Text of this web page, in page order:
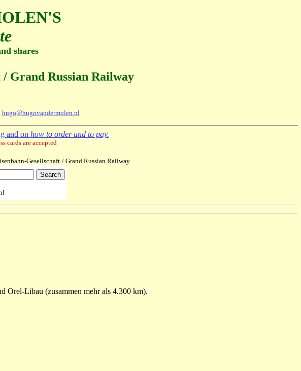
shares
/ Grand Russian Railway
hugo@hugovandermolen.nl
and on how to order and to pay.
cards are accepted
Gesellschaft / Grand Russian Railway
Orel-Libau (zusammen mehr als 4.300 km).